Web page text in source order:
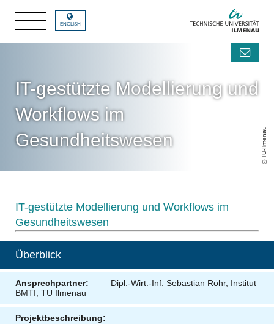
TU-Ilmenau
ENGLISH
IT-gestützte Modellierung und
Workflows im
Gesundheitswesen
IT-gestützte Modellierung und Workflows im
Gesundheitswesen
Überblick
Ansprechpartner:
Dipl.-Wirt.-Inf. Sebastian Röhr, Institut
BMTI, TU Ilmenau
Projektbeschreibung: